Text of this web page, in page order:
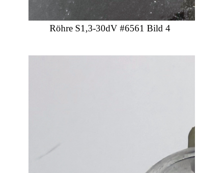
Röhre S1,3-30dV #6561 Bild 4